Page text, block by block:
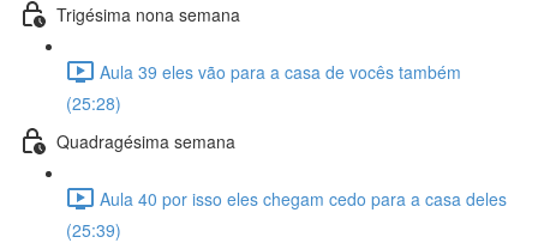
Trigésima nona semana
Aula 39 eles vão para a casa de vocês também
(25:28)
Quadragésima semana
Aula 40 por isso eles chegam cedo para a casa deles
(25:39)